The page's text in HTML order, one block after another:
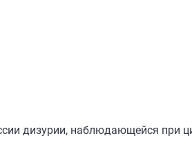
дизурии, наблюдающейся при